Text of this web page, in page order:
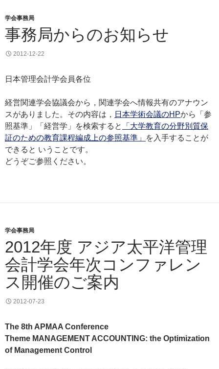
学会事務局
事務局からのお知らせ
2012-12-22
日本管理会計学会員各位
経営関連学会協議会から，関連学会へ情報共有のアナウン
スがありました。その内容は， 日本学術会議のHPから「参
照基準」「経営学」を検索すると
「大学教育の分野別質保
証のための教育課程編成上の参照基準」
を入手することが
できると いうことです。
どうぞご参照ください。
学会事務局
2012年度 アジア太平洋管理
会計学会年次コンファレン
ス開催のご案内
2012-07-23
The 8th APMAA Conference
Theme MANAGEMENT ACCOUNTING: the Optimization
of Management Control